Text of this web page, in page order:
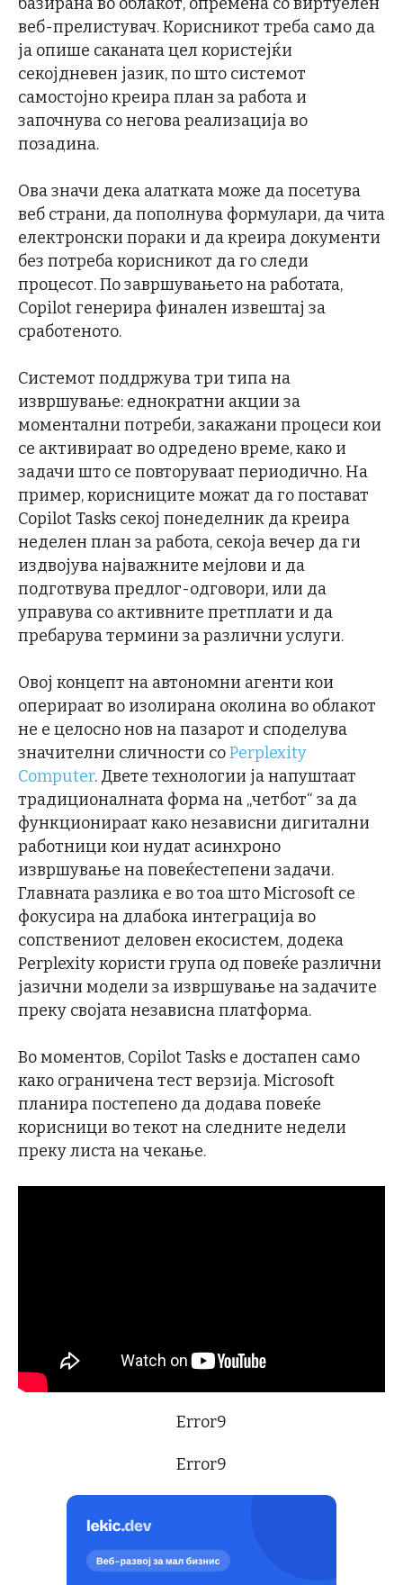
веб-прелистувач. Корисникот треба само да
ја опише саканата цел користејќи
секојдневен јазик, по што системот
самостојно креира план за работа и
започнува со негова реализација во
позадина.
Ова значи дека алатката може да посетува
веб страни, да пополнува формулари, да чита
електронски пораки и да креира документи
без потреба корисникот да го следи
процесот. По завршувањето на работата,
Copilot генерира финален извештај за
сработеното.
Системот поддржува три типа на
извршување: еднократни акции за
моментални потреби, закажани процеси кои
се активираат во одредено време, како и
задачи што се повторуваат периодично. На
пример, корисниците можат да го постават
Copilot Tasks секој понеделник да креира
неделен план за работа, секоја вечер да ги
издвојува најважните мејлови и да
подготвува предлог-одговори, или да
управува со активните претплати и да
пребарува термини за различни услуги.
Овој концепт на автономни агенти кои
оперираат во изолирана околина во облакот
не е целосно нов на пазарот и споделува
значителни сличности соPerplexity
Computer. Двете технологии ја напуштаат
традиционалната форма на „четбот“ за да
функционираат како независни дигитални
работници кои нудат асинхроно
извршување на повеќестепени задачи.
Главната разлика е во тоа што Microsoft се
фокусира на длабока интеграција во
сопствениот деловен екосистем, додека
Perplexity користи група од повеќе различни
јазични модели за извршување на задачите
преку својата независна платформа.
Во моментов, Copilot Tasks е достапен само
како ограничена тест верзија. Microsoft
планира постепено да додава повеќе
корисници во текот на следните недели
преку листа на чекање.
Error9
Error9